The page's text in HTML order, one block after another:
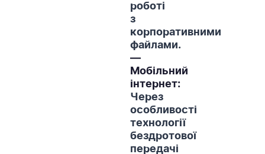
роботі
з
корпоративними
файлами.
—
Мобільний
інтернет:
Через
особливості
технології
бездротової
передачі